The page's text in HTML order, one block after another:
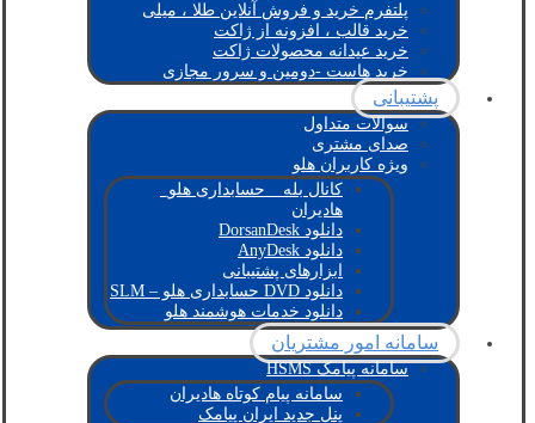
پلتفرم خرید و فروش آنلاین طلا ، میلی
خرید قالب ، افزونه از ژاکت
خرید عیدانه محصولات ژاکت
خرید هاست -دومین و سرور مجازی
پشتیبانی
سوالات متداول
صدای مشتری
ویژه کاربران هلو
کانال بله _ حسابداری هلو_
هادیران
دانلود DorsanDesk
دانلود AnyDesk
ابزارهای پشتیبانی
دانلود DVD حسابداری هلو – SLM
دانلود خدمات هوشمند هلو
سامانه امور مشتریان
سامانه پیامک HSMS
سامانه پیام کوتاه هادیران
پنل جدید ایران پیامک